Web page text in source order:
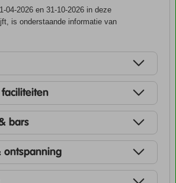
04-2026 en 31-10-2026 in deze
is onderstaande informatie van
bars
ontspanning